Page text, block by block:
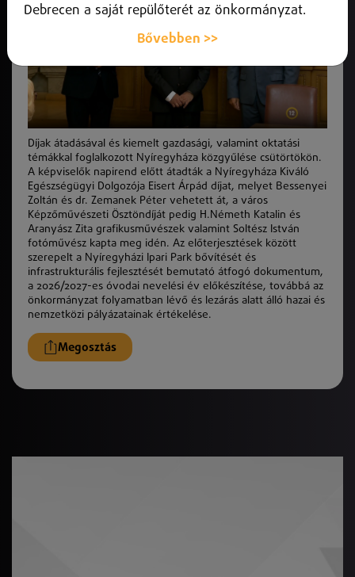
Díjak átadásával és kiemelt gazdasági, valamint oktatási
témákkal foglalkozott Nyíregyháza közgyűlése csütörtökön.
A képviselők napirend előtt átadták a Nyíregyháza Kiváló
Egészségügyi Dolgozója Eisert Árpád díjat, melyet Bessenyei
Zoltán és dr. Zemanek Péter vehetett át, a város
Képzőművészeti Ösztöndíját pedig H.Németh Katalin és
Aranyász Zita grafikusművészek valamint Soltész István
fotóművész kapta meg idén. Az előterjesztések között
szerepelt a Nyíregyházi Ipari Park bővítését és
infrastrukturális fejlesztését bemutató átfogó dokumentum,
a 2026/2027-es óvodai nevelési év előkészítése, továbbá az
önkormányzat folyamatban lévő és lezárás alatt álló hazai és
nemzetközi pályázatainak értékelése.
Megosztás
Debrecen a saját repülőterét az önkormányzat.
Bővebben >>